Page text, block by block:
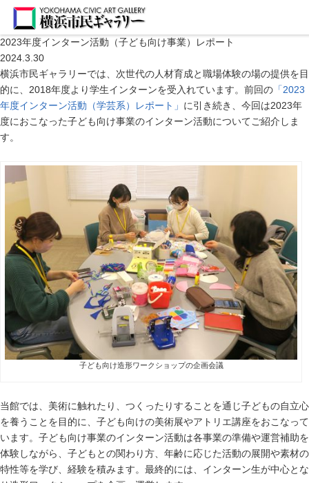
2023年度インターン活動（子ども向け事業）レポート
2024.3.30
横浜市民ギャラリーでは、次世代の人材育成と職場体験の場の提供を目
的に、 2018年度より学生インターンを受入れています。前回の 「2023
年度インターン活動（学芸系）レポート」 に引き続き、今回は2023年
度におこなった子ども向け事業のインターン活動についてご紹介しま
す。
子ども向け造形ワークショップの企画会議
当館では、美術に触れたり、つくったりすることを通じ子どもの自立心
を養うことを目的に、子ども向けの美術展やアトリエ講座をおこなって
います。子ども向け事業のインターン活動は各事業の準備や運営補助を
体験しながら、子どもとの関わり方、年齢に応じた活動の展開や素材の
特性等を学び、経験を積みます。最終的には、インターン生が中心とな